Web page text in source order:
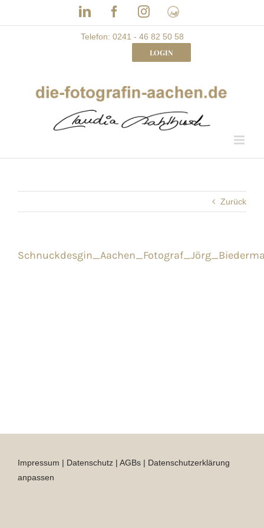
LinkedInFacebookInstagram
Frau
mit
Bizz
Telefon: 0241 - 46 82 50 58
LOGIN
Zurück
Impressum | Datenschutz | AGBs | Datenschutzerklärung
anpassen